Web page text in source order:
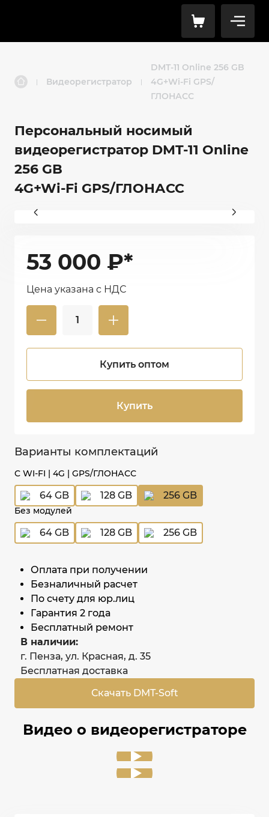
| Видеорегистратор |
DMT-11 Online 256 GB
4G+Wi-Fi GPS/
ГЛОНАСС
Персональный носимый
видеорегистратор DMT-11 Online
256 GB
4G+Wi-Fi GPS/ГЛОНАСС
53 000 ₽*
Цена указана с НДС
Купить оптом
Купить
Варианты комплектаций
C WI-FI | 4G | GPS/ГЛОНАСС
64 GB 128 GB 256 GB
Без модулей
64 GB 128 GB 256 GB
Оплата при получении
Безналичный расчет
По счету для юр.лиц
Гарантия 2 года
Бесплатный ремонт
В наличии:
г. Пенза, ул. Красная, д. 35
Бесплатная доставка
Скачать DMT-Soft
Видео о видеорегистраторе